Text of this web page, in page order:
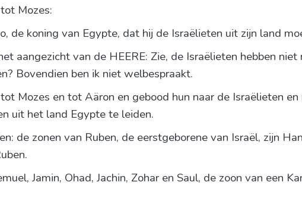
Mozes:
de koning van Egypte, dat hij de Israëlieten uit zijn land
aangezicht van de HEERE: Zie, de Israëlieten hebben
Bovendien ben ik niet welbespraakt.
Mozes en tot Aäron en gebood hun naar de Israëlieten
uit het land Egypte te leiden.
de zonen van Ruben, de eerstgeborene van Israël, zijn
Jamin, Ohad, Jachin, Zohar en Saul, de zoon van een